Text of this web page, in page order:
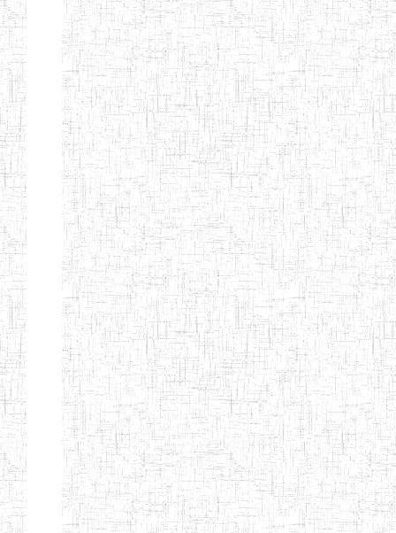
FIERTE
ENIEG TAGA 02/09/2014 ENIEG Privé
ENIET
SIANTOU
04/02/2014 ENIET Privé
ENIEG PRIVEE
GOLDEN
28/08/2009 ENIEG Privé
ENIEG
BILINGUE LE
GRAND
28/12/2007 ENIEG Privé
ENIEG
BILINGUE
VIVA
EDUCATION
15/04/2014 ENIEG Privé
ENIEG PRIVEE
MERE
THERESA
20/08/2015 ENIEG Privé